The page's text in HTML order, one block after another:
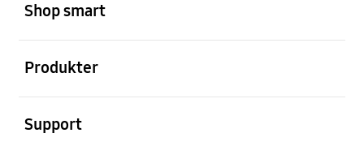
Shop smart
Produkter
Support